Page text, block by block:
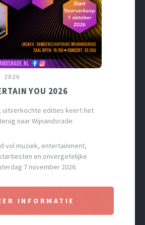
2026
YOU 2026
uitverkochte edities keert het
naar Wijnandsrade.
vol muziek, entertainment,
en onvergetelijke
7 november 2026.
INFORMATIE